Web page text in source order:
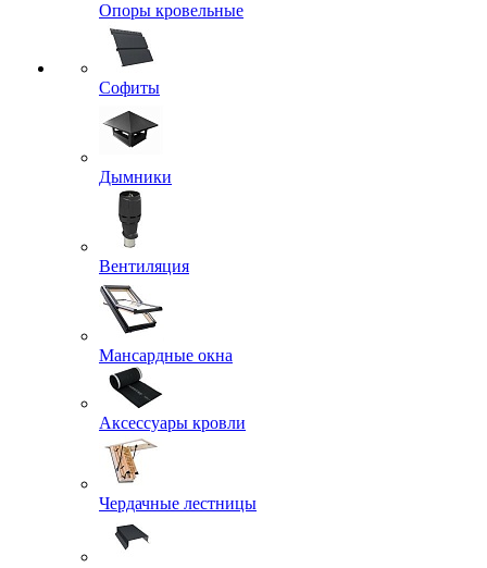
Опоры кровельные
Софиты
Дымники
Вентиляция
Мансардные окна
Аксессуары кровли
Чердачные лестницы